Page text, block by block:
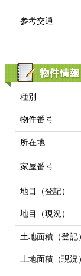
参考交通
物件情報
種別
物件番号
所在地
家屋番号
地目（登記）
地目（現況）
土地面積（登記）
土地面積（現況）